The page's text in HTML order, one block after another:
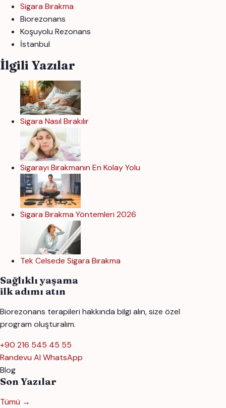
Sigara Bırakma
Biorezonans
Koşuyolu Rezonans
İstanbul
İlgili Yazılar
Sigara Nasıl Bırakılır
Sigarayı Bırakmanın En Kolay Yolu
Sigara Bırakma Yöntemleri 2026
Tek Celsede Sigara Bırakma
Sağlıklı yaşama
ilk adımı atın
Biorezonans terapileri hakkında bilgi alın, size özel
program oluşturalım.
+90 216 545 45 55
Randevu Al WhatsApp
Blog
Son Yazılar
Tümü →